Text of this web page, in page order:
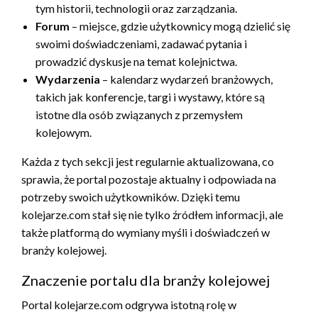
tym historii, technologii oraz zarządzania.
Forum – miejsce, gdzie użytkownicy mogą dzielić się
swoimi doświadczeniami, zadawać pytania i
prowadzić dyskusje na temat kolejnictwa.
Wydarzenia – kalendarz wydarzeń branżowych,
takich jak konferencje, targi i wystawy, które są
istotne dla osób związanych z przemysłem
kolejowym.
Każda z tych sekcji jest regularnie aktualizowana, co
sprawia, że portal pozostaje aktualny i odpowiada na
potrzeby swoich użytkowników. Dzięki temu
kolejarze.com stał się nie tylko źródłem informacji, ale
także platformą do wymiany myśli i doświadczeń w
branży kolejowej.
Znaczenie portalu dla branży kolejowej
Portal kolejarze.com odgrywa istotną rolę w